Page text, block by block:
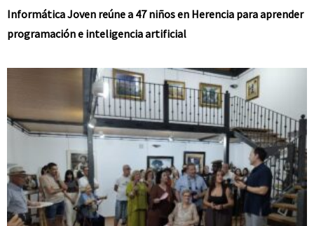
Informática Joven reúne a 47 niños en Herencia para aprender
programación e inteligencia artificial